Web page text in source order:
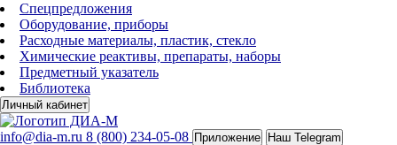
Спецпредложения
Оборудование, приборы
Расходные материалы, пластик, стекло
Химические реактивы, препараты, наборы
Предметный указатель
Библиотека
Личный кабинет
info@dia-m.ru 8 (800) 234-05-08 Приложение Наш Telegram